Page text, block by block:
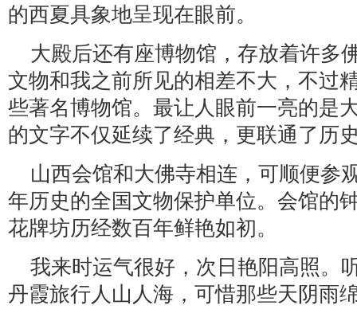
的西夏具象地呈现在眼前。
大殿后还有座博物馆，存放着许多
文物和我之前所见的相差不大，不过
些著名博物馆。最让人眼前一亮的是
的文字不仅延续了经典，更联通了历
山西会馆和大佛寺相连，可顺便参
年历史的全国文物保护单位。会馆的
花牌坊历经数百年鲜艳如初。
我来时运气很好，次日艳阳高照。
丹霞旅行人山人海，可惜那些天阴雨